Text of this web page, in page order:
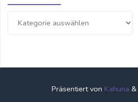
Präsentiert von Kahuna &